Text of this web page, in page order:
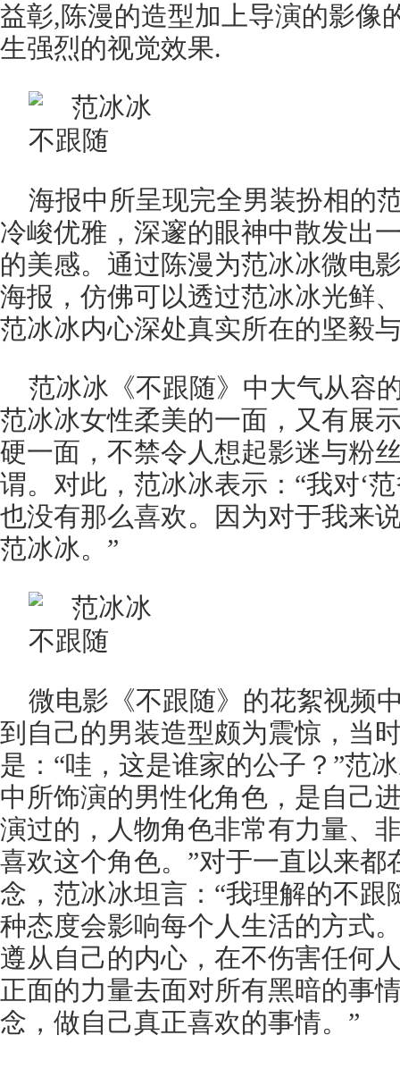
益彰,陈漫的造型加上导演的影像
生强烈的视觉效果.
海报中所呈现完全男装扮相的
冷峻优雅，深邃的眼神中散发出
的美感。通过陈漫为范冰冰微电
海报，仿佛可以透过范冰冰光鲜
范冰冰内心深处真实所在的坚毅
范冰冰《不跟随》中大气从容
范冰冰女性柔美的一面，又有展
硬一面，不禁令人想起影迷与粉
谓。对此，范冰冰表示：“我对‘
也没有那么喜欢。因为对于我来
范冰冰。”
微电影《不跟随》的花絮视频
到自己的男装造型颇为震惊，当
是：“哇，这是谁家的公子？”范
中所饰演的男性化角色，是自己
演过的，人物角色非常有力量、
喜欢这个角色。”对于一直以来都
念，范冰冰坦言：“我理解的不跟
种态度会影响每个人生活的方式
遵从自己的内心，在不伤害任何
正面的力量去面对所有黑暗的事
念，做自己真正喜欢的事情。”